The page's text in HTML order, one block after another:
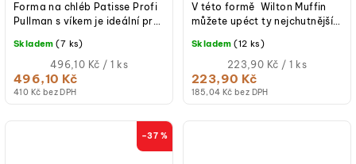
410 Kč bez DPH
496,10 Kč
Měrná
cena:
496,10 Kč / 1 ks
Skladem (7 ks)
Forma na chléb Patisse Profi
Pullman s víkem je ideální pro
Formu na pečení s
nepřilnavým...
185,04 Kč bez DPH
223,90 Kč
Měrná
cena:
223,90 Kč / 1 ks
Skladem (12 ks)
V této formě Wilton Muffin
můžete upéct ty nejchutnější
pevným hliníkovým pekáčem...
–37 %